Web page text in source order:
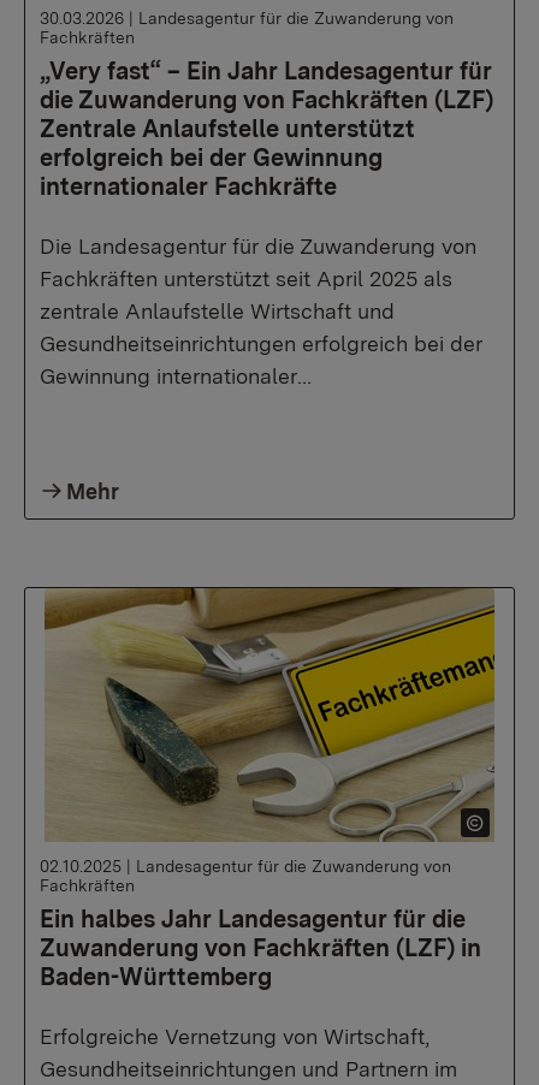
„Very fast“ – Ein Jahr Landesagentur für
die Zuwanderung von Fachkräften (LZF)
Zentrale Anlaufstelle unterstützt
erfolgreich bei der Gewinnung
internationaler Fachkräfte
30.03.2026 | Landesagentur für die Zuwanderung von
Fachkräften
Die Landesagentur für die Zuwanderung von
Fachkräften unterstützt seit April 2025 als
zentrale Anlaufstelle Wirtschaft und
Gesundheitseinrichtungen erfolgreich bei der
Gewinnung internationaler…
Mehr
Ein halbes Jahr Landesagentur für die
Zuwanderung von Fachkräften (LZF) in
Baden-Württemberg
02.10.2025 | Landesagentur für die Zuwanderung von
Fachkräften
Erfolgreiche Vernetzung von Wirtschaft,
Gesundheitseinrichtungen und Partnern im